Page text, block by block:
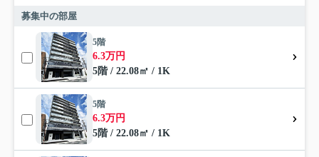
募集中の部屋
5階
6.3万円
5階 / 22.08㎡ / 1K
5階
6.3万円
5階 / 22.08㎡ / 1K